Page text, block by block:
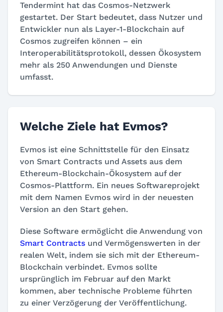
Tendermint hat das Cosmos-Netzwerk
gestartet. Der Start bedeutet, dass Nutzer und
Entwickler nun als Layer-1-Blockchain auf
Cosmos zugreifen können – ein
Interoperabilitätsprotokoll, dessen Ökosystem
mehr als 250 Anwendungen und Dienste
umfasst.
Welche Ziele hat Evmos?
Evmos ist eine Schnittstelle für den Einsatz
von Smart Contracts und Assets aus dem
Ethereum-Blockchain-Ökosystem auf der
Cosmos-Plattform. Ein neues Softwareprojekt
mit dem Namen Evmos wird in der neuesten
Version an den Start gehen.
Diese Software ermöglicht die Anwendung von
Smart Contracts und Vermögenswerten in der
realen Welt, indem sie sich mit der Ethereum-
Blockchain verbindet. Evmos sollte
ursprünglich im Februar auf den Markt
kommen, aber technische Probleme führten
zu einer Verzögerung der Veröffentlichung.